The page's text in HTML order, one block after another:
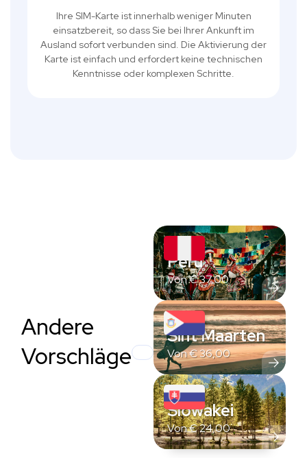
Ihre SIM-Karte ist innerhalb weniger Minuten
einsatzbereit, so dass Sie bei Ihrer Ankunft im
Ausland sofort verbunden sind. Die Aktivierung der
Karte ist einfach und erfordert keine technischen
Kenntnisse oder komplexen Schritte.
Andere
Vorschläge
Peru
Von€37,00
Sint Maarten
Von€36,00
Slowakei
Von€24,00